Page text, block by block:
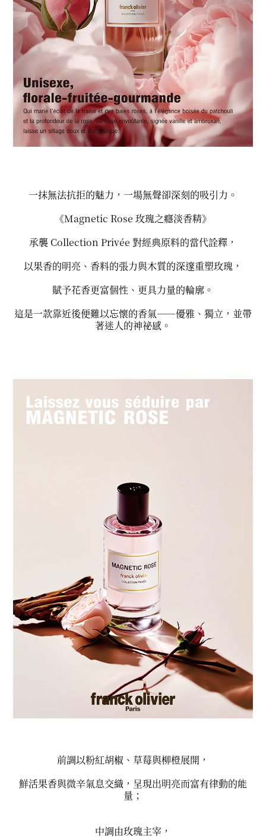
一抹無法抗拒的魅力，一場無聲卻深刻的吸引力。
《Magnetic Rose 玫瑰之癮淡香精》
承襲 Collection Privée 對經典原料的當代詮釋，
以果香的明亮、香料的張力與木質的深邃重塑玫瑰，
賦予花香更富個性、更具力量的輪廓。
這是一款靠近後便難以忘懷的香氣——優雅、獨立，並帶
著迷人的神祕感。
前調以粉紅胡椒、草莓與柳橙展開，
鮮活果香與微辛氣息交織，呈現出明亮而富有律動的能
量；
中調由玫瑰主宰，